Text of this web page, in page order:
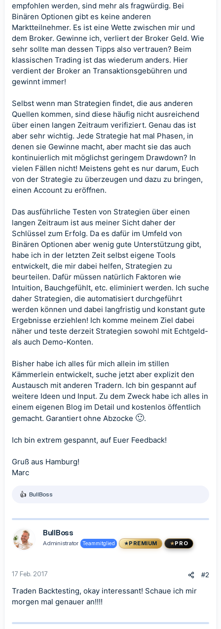
empfohlen werden, sind mehr als fragwürdig. Bei
Binären Optionen gibt es keine anderen
Marktteilnehmer. Es ist eine Wette zwischen mir und
dem Broker. Gewinne ich, verliert der Broker Geld. Wie
sehr sollte man dessen Tipps also vertrauen? Beim
klassischen Trading ist das wiederum anders. Hier
verdient der Broker an Transaktionsgebühren und
gewinnt immer!
Selbst wenn man Strategien findet, die aus anderen
Quellen kommen, sind diese häufig nicht ausreichend
über einen langen Zeitraum verifiziert. Genau das ist
aber sehr wichtig. Jede Strategie hat mal Phasen, in
denen sie Gewinne macht, aber macht sie das auch
kontinuierlich mit möglichst geringem Drawdown? In
vielen Fällen nicht! Meistens geht es nur darum, Euch
von der Strategie zu überzeugen und dazu zu bringen,
einen Account zu eröffnen.
Das ausführliche Testen von Strategien über einen
langen Zeitraum ist aus meiner Sicht daher der
Schlüssel zum Erfolg. Da es dafür im Umfeld von
Binären Optionen aber wenig gute Unterstützung gibt,
habe ich in der letzten Zeit selbst eigene Tools
entwickelt, die mir dabei helfen, Strategien zu
beurteilen. Dafür müssen natürlich Faktoren wie
Intuition, Bauchgefühlt, etc. eliminiert werden. Ich suche
daher Strategien, die automatisiert durchgeführt
werden können und dabei langfristig und konstant gute
Ergebnisse erziehlen! Ich komme meinem Ziel dabei
näher und teste derzeit Strategien sowohl mit Echtgeld-
als auch Demo-Konten.
Bisher habe ich alles für mich allein im stillen
Kämmerlein entwickelt, suche jetzt aber explizit den
Austausch mit anderen Tradern. Ich bin gespannt auf
weitere Ideen und Input. Zu dem Zweck habe ich alles in
einem eigenen Blog im Detail und kostenlos öffentlich
gemacht. Garantiert ohne Abzocke 🙂.
Ich bin extrem gespannt, auf Euer Feedback!
Gruß aus Hamburg!
Marc
R
k
o
BullBoss
BullBoss
Administrator Teammitglied PREMIUM PRO
17 Feb. 2017 #2
Traden Backtesting, okay interessant! Schaue ich mir
morgen mal genauer an!!!!